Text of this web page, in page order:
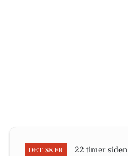
DET SKER 22 timer siden